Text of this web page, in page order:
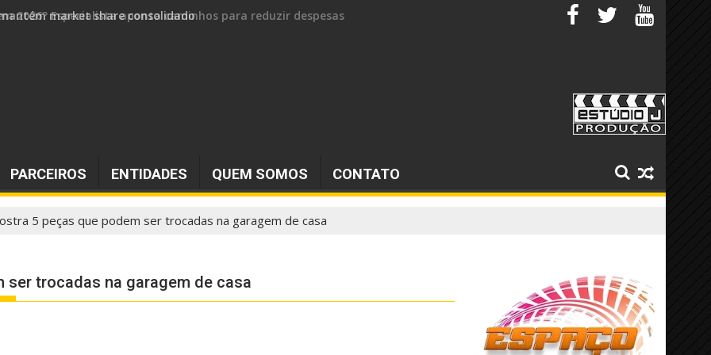
market share consolidado
PARCEIROS ENTIDADES QUEM SOMOS CONTATO
5 peças que podem ser trocadas na garagem de casa
ser trocadas na garagem de casa